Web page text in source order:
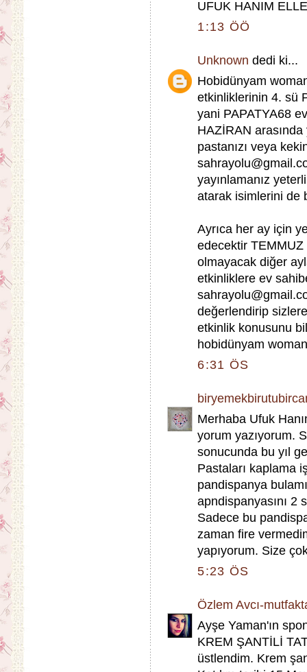
UFUK HANIM
1:13 ÖÖ
Unknown dedi ki...
Hobidünyam
etkinliklerinin 4. sü
yani PAPATYA68
HAZİRAN
pastanızı veya
yayınlamanız
atarak isimlerini de
Ayrıca her ay için
edecektir
olmayacak diğer
etkinliklere ev
değerlendirip
etkinlik konusunu
hobidünyam
6:31 ÖS
Merhaba Ufuk
yorum yazıyorum.
sonucunda bu yıl
Pastaları kaplama
pandispanya
apndispanyasını 2
Sadece bu
zaman fire
yapıyorum. Size
5:23 ÖS
Özlem Avcı-
Ayşe Yaman'ın
KREM ŞANTİLİ
üstlendim. Krem